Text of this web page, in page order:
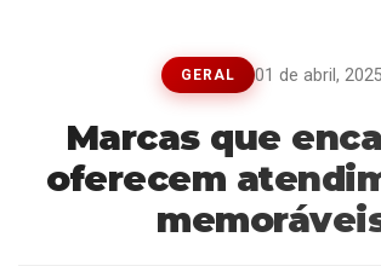
GERAL 01 de abril,
Marcas que
oferecem